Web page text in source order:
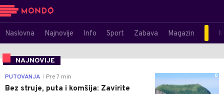
Naslovna Najnovije Info Sport Zabava Magazin
NAJNOVIJE
0
PUTOVANJA Pre 7 min
Bez struje, puta i komšija: Zavirite